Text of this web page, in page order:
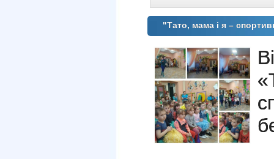
"Тато, мама і я –